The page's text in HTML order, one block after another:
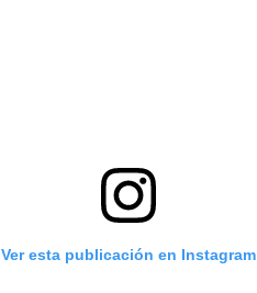
Ver esta publicación en Instagram